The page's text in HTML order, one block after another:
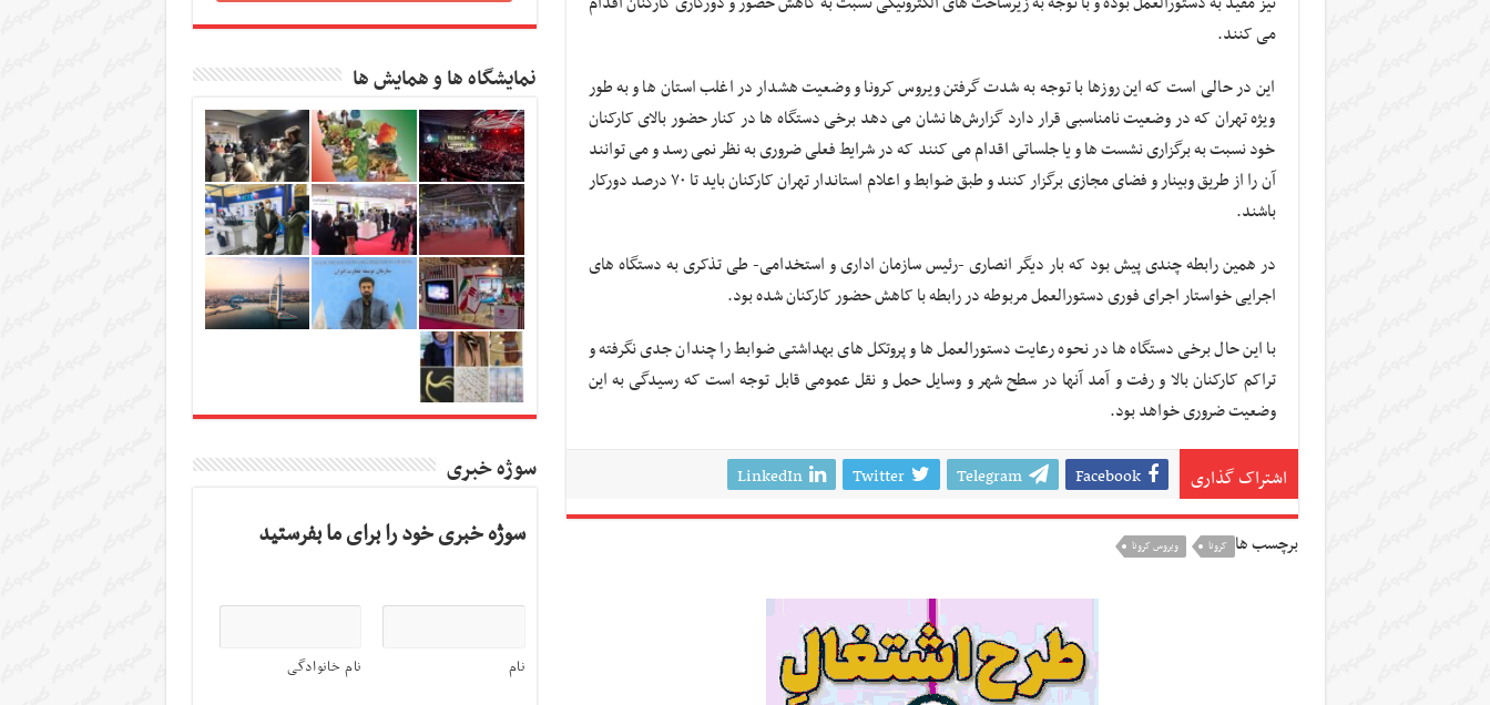
می کنند.
این در حالی است که این روزها با توجه به شدت گرفتن ویروس کرونا و وضعیت هشدار در اغلب استان ها و به طور
ویژه تهران که در وضعیت نامناسبی قرار دارد گزارش‌ها نشان می دهد برخی دستگاه ها در کنار حضور بالای کارکنان
خود نسبت به برگزاری نشست ها و یا جلساتی اقدام می کنند که در شرایط فعلی ضروری به نظر نمی رسد و می توانند
آن را از طریق وبینار و فضای مجازی برگزار کنند و طبق ضوابط و اعلام استاندار تهران کارکنان باید تا ۷۰ درصد دورکار
باشند.
در همین رابطه چندی پیش بود که بار دیگر انصاری -رئیس سازمان اداری و استخدامی- طی تذکری به دستگاه های
اجرایی خواستار اجرای فوری دستورالعمل مربوطه در رابطه با کاهش حضور کارکنان شده بود.
با این حال برخی دستگاه ها در نحوه رعایت دستورالعمل ها و پروتکل های بهداشتی ضوابط را چندان جدی نگرفته و
تراکم کارکنان بالا و رفت و آمد آنها در سطح شهر و وسایل حمل و نقل عمومی قابل توجه است که رسیدگی به این
وضعیت ضروری خواهد بود.
اشتراک گذاری Facebook
Telegram
Twitter
LinkedIn
برچسب ها کرونا ویروس کرونا
نمایشگاه ها و همایش ها
سوژه خبری
سوژه خبری خود را برای ما بفرستید
نام نام خانوادگی